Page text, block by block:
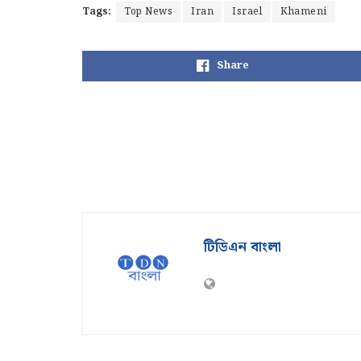
Tags: Top News Iran Israel Khameni
Share
টিডিএন বাংলা